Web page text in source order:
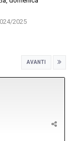
2025
AVANTI